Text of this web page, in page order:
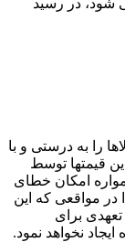
شود، در رسید
را به درستی و با
قیمتها توسط
امکان خطای
در مواقعی که این
تعهدی برای
نخواهد نمود.